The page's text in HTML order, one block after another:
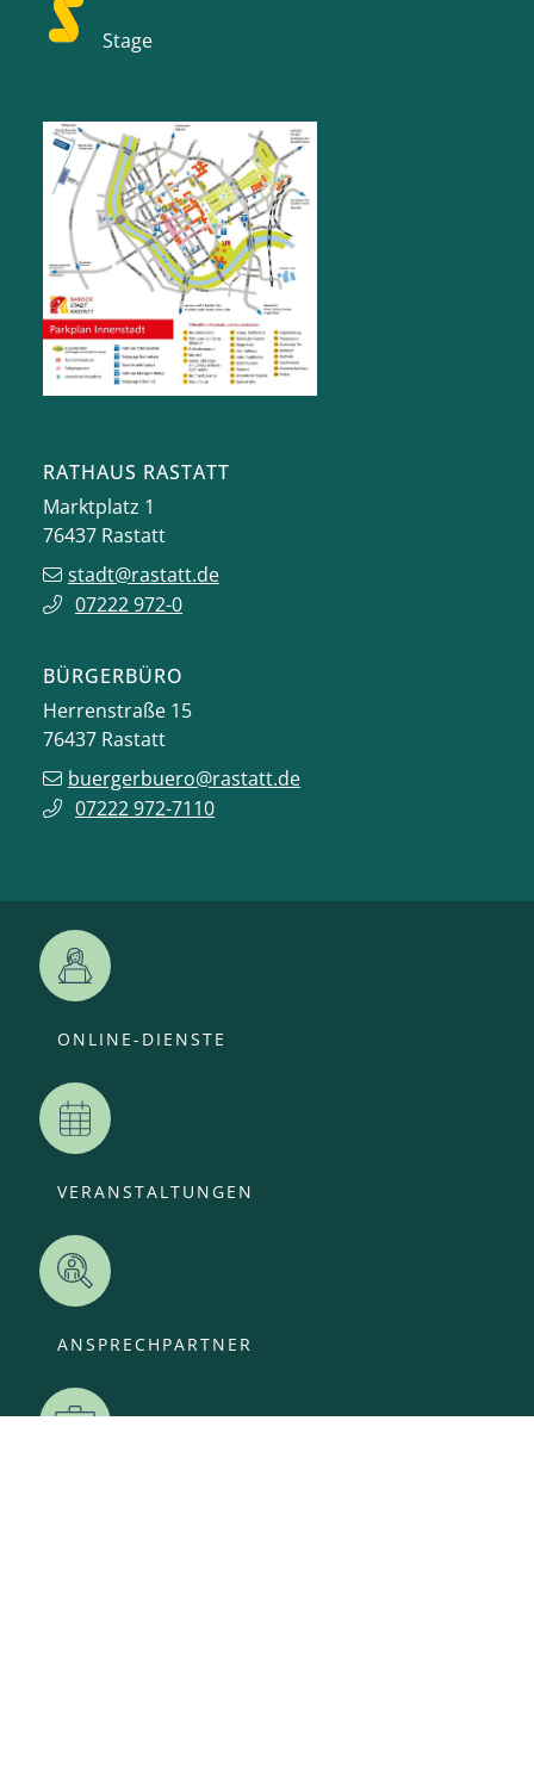
Stage
RATHAUS RASTATT
Marktplatz 1
76437 Rastatt
stadt@rastatt.de
07222 972-0
BÜRGERBÜRO
Herrenstraße 15
76437 Rastatt
buergerbuero@rastatt.de
07222 972-7110
ONLINE-DIENSTE
VERANSTALTUNGEN
ANSPRECHPARTNER